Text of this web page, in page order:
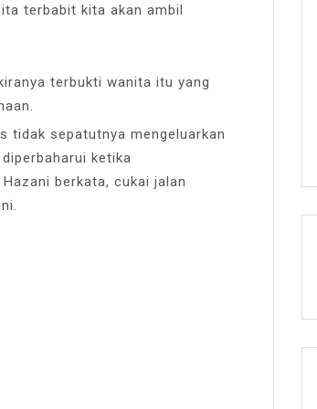
terbabit kita akan ambil
terbukti wanita itu yang
tidak sepatutnya mengeluarkan
ketika
berkata, cukai jalan